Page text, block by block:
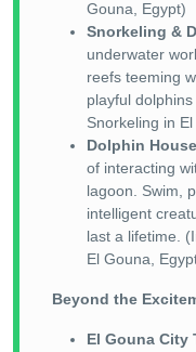
Gouna, Egypt)
Snorkeling &
underwater
reefs teeming
playful
Snorkeling in
Dolphin
of interacting
lagoon. Swim,
intelligent
last a lifetime.
El Gouna,
Beyond the
El Gouna City